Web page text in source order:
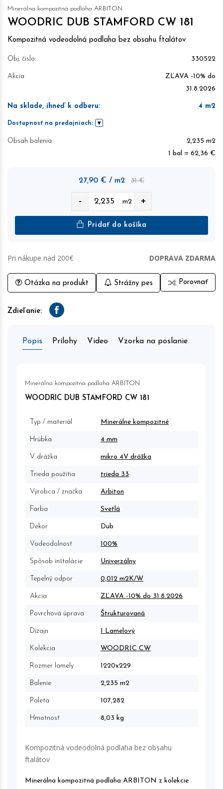
Minerálna kompozitná podlaha ARBITON
WOODRIC DUB STAMFORD CW 181
Kompozitná vodeodolná podlaha bez obsahu ftalátov
Obj. čislo: 330522
Akcia
ZĽAVA -10% do
31.8.2026
Na sklade, ihneď k odberu: 4 m2
Dostupnosť na predajniach:
Obsah balenia:
2,235 m2
1 bal = 62,36 €
27,90 € / m2 31 €
- m2 +
Pridať do košíka
Pri nákupe nad 200€ DOPRAVA ZDARMA
Otázka na produkt Strážny pes Porovnať
Zdieľanie: Facebook
Popis Prílohy Video Vzorka na poslanie
Minerálna kompozitná podlaha ARBITON
WOODRIC DUB STAMFORD CW 181
Typ / materiál Minerálne kompozitné
Hrúbka 4 mm
V drážka mikro 4V drážka
Trieda použitia trieda 33
Výrobca / značka Arbiton
Farba Svetlá
Dekor Dub
Vodeodolnosť 100%
Spôsob inštalácie Univerzálny
Tepelný odpor 0,012 m2K/W
Akcia ZĽAVA -10% do 31.8.2026
Povrchová úprava Štrukturovaná
Dizajn 1 Lamelový
Kolekcia WOODRIC CW
Rozmer lamely 1220x229
Balenie 2,235 m2
Paleta 107,282
Hmotnosť 8,03 kg
Kompozitná vodeodolná podlaha bez obsahu
ftalátov
Minerálna kompozitná podlaha ARBITON z kolekcie